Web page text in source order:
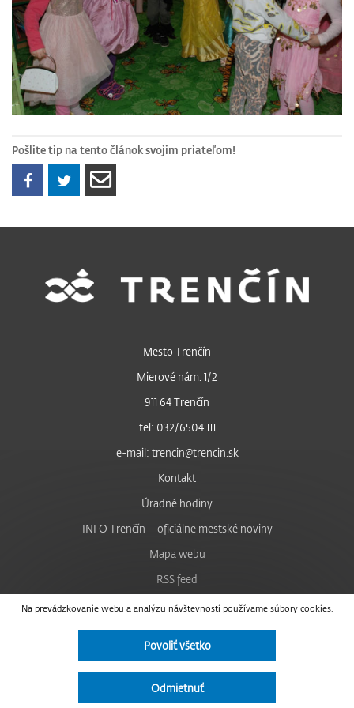
Pošlite tip na tento článok svojim priateľom!
Na prevádzkovanie webu a analýzu návštevnosti používame súbory cookies.
Povoliť všetko
Odmietnuť
Mesto Trenčín
Mierové nám. 1/2
911 64 Trenčín
tel: 032/6504 111
e-mail: trencin@trencin.sk
Kontakt
Úradné hodiny
INFO Trenčín – oficiálne mestské noviny
Mapa webu
RSS feed
Nastavenie cookies
Facebook
Instagram
Vyhlásenie o prístupnosti